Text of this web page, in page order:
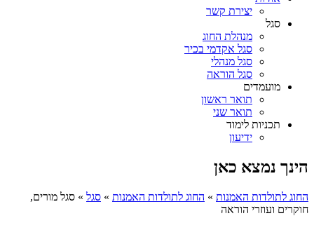
יצירת קשר
סגל
מנהלת החוג
סגל אקדמי בכיר
סגל מנהלי
סגל הוראה
מועמדים
תואר ראשון
תואר שני
תכניות לימוד
ידיעון
הינך נמצא כאן
החוג לתולדות האמנות » החוג לתולדות האמנות » סגל » סגל מורים,
חוקרים ועוזרי הוראה